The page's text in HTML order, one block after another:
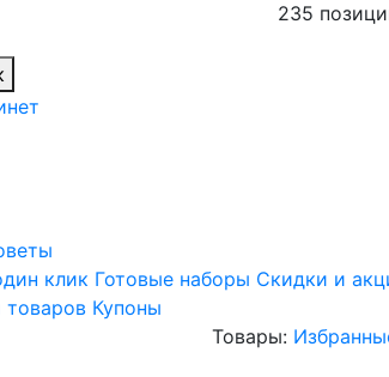
235
клик Готовые наборы Скидки и
товаров Купоны
Товары: